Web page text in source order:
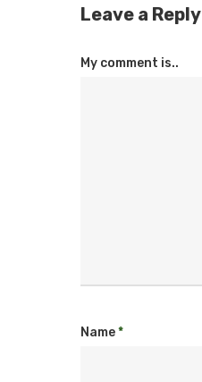
Leave a Reply
My comment is..
Name*